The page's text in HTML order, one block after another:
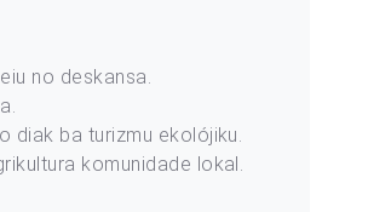
no deskansa.
diak ba turizmu ekolójiku.
komunidade lokal.